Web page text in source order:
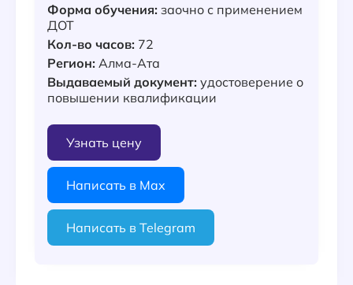
Форма обучения: заочно с применением
ДОТ
Кол-во часов: 72
Регион: Алма-Ата
Выдаваемый документ: удостоверение о
повышении квалификации
Узнать цену
Написать в Max
Написать в Telegram